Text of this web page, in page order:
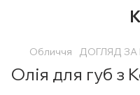
Обличчя ДОГЛЯД ЗА
Олія для губ з